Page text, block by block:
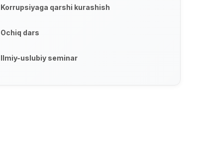
Korrupsiyaga qarshi kurashish
Ochiq dars
Ilmiy-uslubiy seminar